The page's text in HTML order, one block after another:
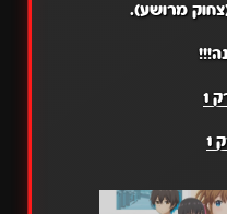
מרושע).
1
1